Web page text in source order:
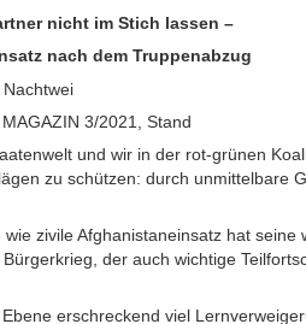
nicht im Stich lassen –
nach dem Truppenabzug
3/2021, Stand
und wir in der rot-grünen
zu schützen: durch unmittelbare
zivile Afghanistaneinsatz hat seine
der auch wichtige
erschreckend viel